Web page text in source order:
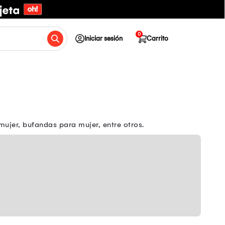
Iniciar sesión Carrito
0
bufandas para mujer, entre otros.